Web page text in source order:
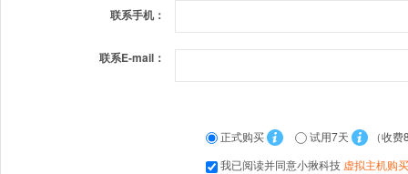
联系手机：
联系E-mail：
正式购买 试用7天
（收费
我已阅读并同意小揪科技 虚拟主机购